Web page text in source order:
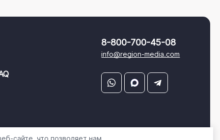
8-800-700-45-08
info@region-media.com
сайте, что позволяет нам